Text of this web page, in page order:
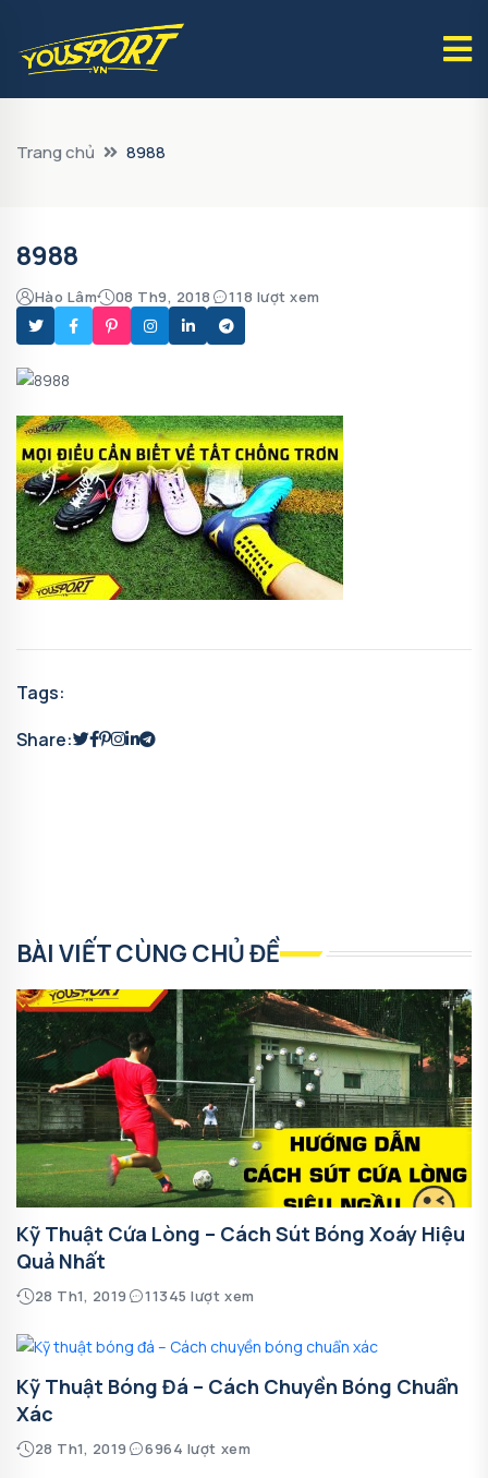
Trang chủ 8988
8988
Hào Lâm 08 Th9, 2018 118 lượt xem
Tags:
Share:
BÀI VIẾT CÙNG CHỦ ĐỀ
Kỹ Thuật Cứa Lòng – Cách Sút Bóng Xoáy Hiệu
Quả Nhất
28 Th1, 2019 11345 lượt xem
Kỹ Thuật Bóng Đá – Cách Chuyền Bóng Chuẩn
Xác
28 Th1, 2019 6964 lượt xem